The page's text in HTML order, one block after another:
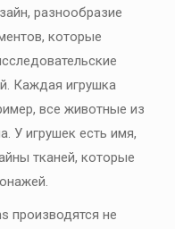
разнообразие
которые
Каждая игрушка
все животные из
У игрушек есть имя,
тканей, которые
производятся не